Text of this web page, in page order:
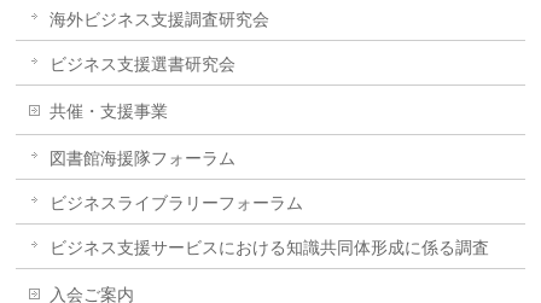
海外ビジネス支援調査研究会
ビジネス支援選書研究会
共催・支援事業
図書館海援隊フォーラム
ビジネスライブラリーフォーラム
ビジネス支援サービスにおける知識共同体形成に係る調査
入会ご案内